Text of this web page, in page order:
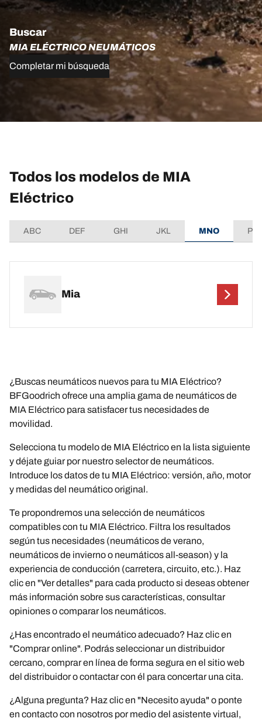
Buscar
MIA ELÉCTRICO NEUMÁTICOS
Completar mi búsqueda
Todos los modelos de MIA
Eléctrico
ABC DEF GHI JKL MNO
Mia
¿Buscas neumáticos nuevos para tu MIA Eléctrico?
BFGoodrich ofrece una amplia gama de neumáticos de
MIA Eléctrico para satisfacer tus necesidades de
movilidad.
Selecciona tu modelo de MIA Eléctrico en la lista siguiente
y déjate guiar por nuestro selector de neumáticos.
Introduce los datos de tu MIA Eléctrico: versión, año, motor
y medidas del neumático original.
Te propondremos una selección de neumáticos
compatibles con tu MIA Eléctrico. Filtra los resultados
según tus necesidades (neumáticos de verano,
neumáticos de invierno o neumáticos all-season) y la
experiencia de conducción (carretera, circuito, etc.). Haz
clic en "Ver detalles" para cada producto si deseas obtener
más información sobre sus características, consultar
opiniones o comparar los neumáticos.
¿Has encontrado el neumático adecuado? Haz clic en
"Comprar online". Podrás seleccionar un distribuidor
cercano, comprar en línea de forma segura en el sitio web
del distribuidor o contactar con él para concertar una cita.
¿Alguna pregunta? Haz clic en "Necesito ayuda" o ponte
en contacto con nosotros por medio del asistente virtual,